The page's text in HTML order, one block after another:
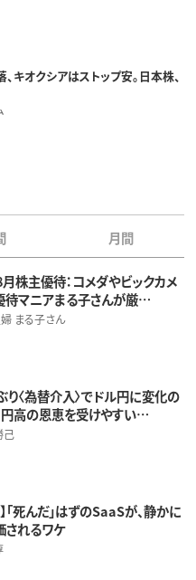
キオクシアはストップ安。日本株、
月間
株主優待：コメダやビックカメ
マニアまる子さんが厳…
まる子さん
り〈為替介入〉でドル円に変化の
円高の恩恵を受けやすい…
己
「死んだ」はずのSaaSが、静かに
されるワケ